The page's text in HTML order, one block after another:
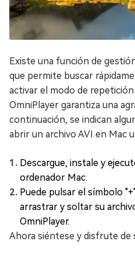
Existe una función de
que permite buscar
activar el modo de
OmniPlayer garantiza una
continuación, se indican
abrir un archivo AVI en Mac
Descargue, instale y
ordenador Mac.
Puede pulsar el símbolo
arrastrar y soltar su
OmniPlayer.
Ahora siéntese y disfrute de